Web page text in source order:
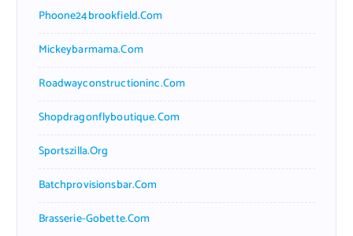
Phoone24brookfield.com
Mickeybarmama.com
Roadwayconstructioninc.com
Shopdragonflyboutique.com
Sportszilla.org
Batchprovisionsbar.com
Brasserie-Gobette.com